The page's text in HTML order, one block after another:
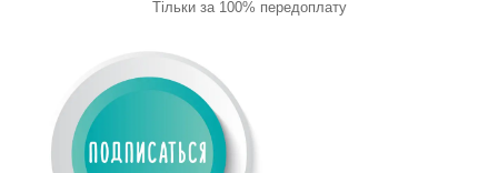
Тільки за 100% передоплату